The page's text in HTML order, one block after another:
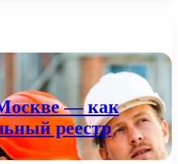
— как
реестр